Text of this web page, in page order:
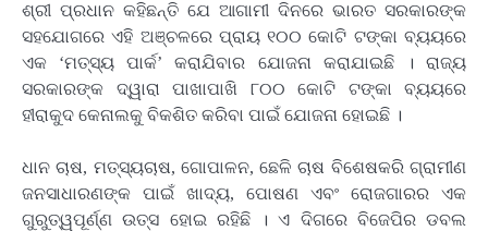
ଶ୍ରୀ ପ୍ରଧାନ କହିଛନ୍ତି ଯେ ଆଗାମୀ ଦିନରେ ଭାରତ ସରକାରଙ୍କ
ସହଯୋଗରେ ଏହି ଅଞ୍ଚଳରେ ପ୍ରାୟ ୧୦୦ କୋଟି ଟଙ୍କା ବ୍ୟୟରେ
ଏକ ‘ମତ୍ସ୍ୟ ପାର୍କ’ କରାଯିବାର ଯୋଜନା କରାଯାଇଛି । ରାଜ୍ୟ
ସରକାରଙ୍କ ଦ୍ୱାରା ପାଖାପାଖି ୮୦୦ କୋଟି ଟଙ୍କା ବ୍ୟୟରେ
ହୀରାକୁଦ କେନାଲକୁ ବିକଶିତ କରିବା ପାଇଁ ଯୋଜନା ହୋଇଛି ।
ଧାନ ଚାଷ, ମତ୍ସ୍ୟଚାଷ, ଗୋପାଳନ, ଛେଳି ଚାଷ ବିଶେଷକରି ଗ୍ରାମୀଣ
ଜନସାଧାରଣଙ୍କ ପାଇଁ ଖାଦ୍ୟ, ପୋଷଣ ଏବଂ ରୋଜଗାରର ଏକ
ଗୁରୁତ୍ୱପୂର୍ଣ୍ଣ ଉତ୍ସ ହୋଇ ରହିଛି । ଏ ଦିଗରେ ବିଜେପିର ଡବଲ